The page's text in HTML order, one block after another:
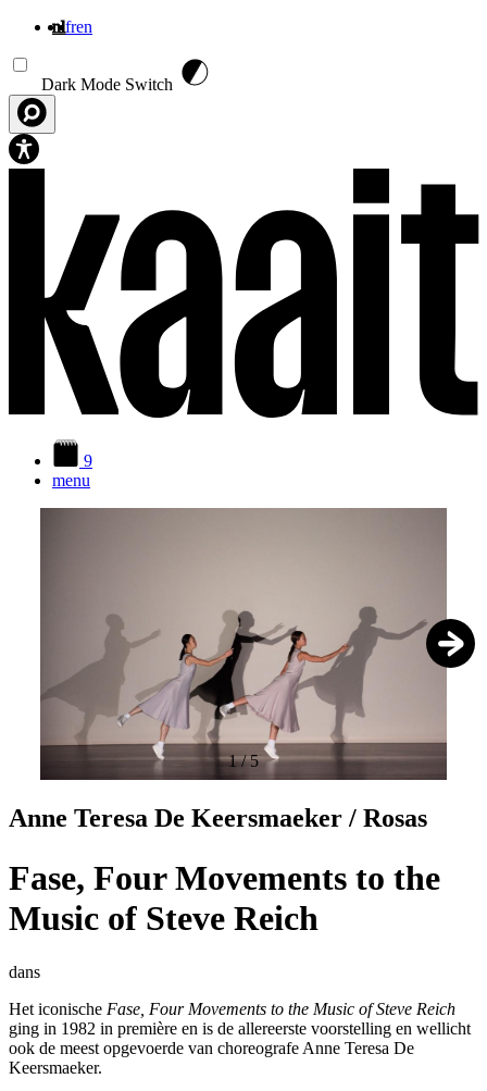
nlfren
Dark Mode Switch
9
menu
1/5
Anne Teresa De Keersmaeker / Rosas
Fase, Four Movements to the
Music of Steve Reich
dans
Het iconische Fase, Four Movements to the Music of Steve Reich
ging in 1982 in première en is de allereerste voorstelling en wellicht
ook de meest opgevoerde van choreografe Anne Teresa De
Keersmaeker.